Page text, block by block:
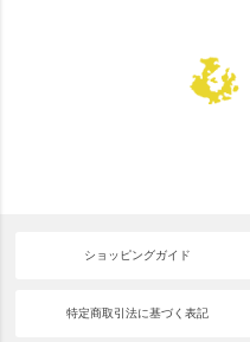
ショッピングガイド
特定商取引法に基づく表記